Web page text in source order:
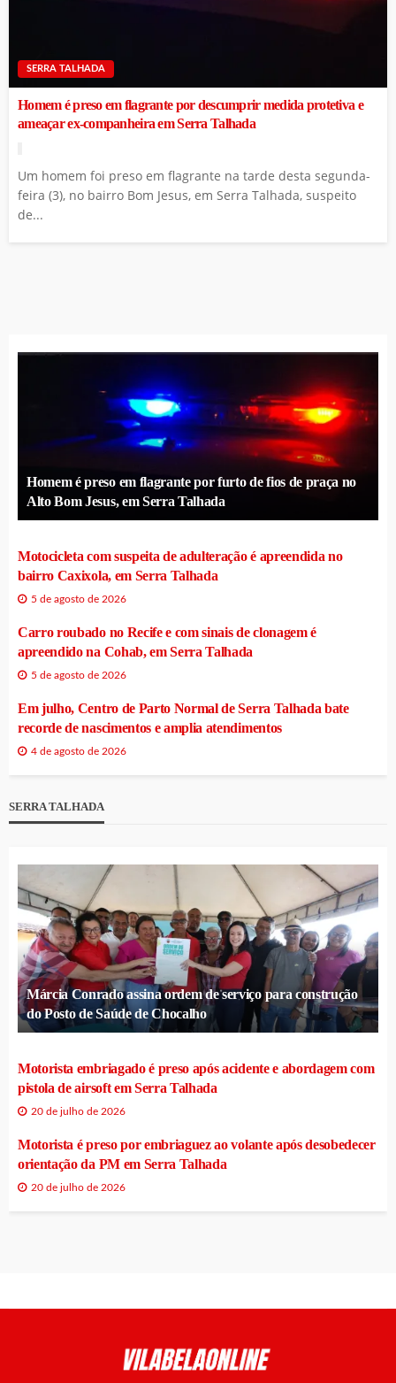
SERRA TALHADA
Homem é preso em flagrante por descumprir medida protetiva e
ameaçar ex-companheira em Serra Talhada
Um homem foi preso em flagrante na tarde desta segunda-
feira (3), no bairro Bom Jesus, em Serra Talhada, suspeito
de...
Homem é preso em flagrante por furto de fios de praça no
Alto Bom Jesus, em Serra Talhada
Motocicleta com suspeita de adulteração é apreendida no
bairro Caxixola, em Serra Talhada
5 de agosto de 2026
Carro roubado no Recife e com sinais de clonagem é
apreendido na Cohab, em Serra Talhada
5 de agosto de 2026
Em julho, Centro de Parto Normal de Serra Talhada bate
recorde de nascimentos e amplia atendimentos
4 de agosto de 2026
SERRA TALHADA
Márcia Conrado assina ordem de serviço para construção
do Posto de Saúde de Chocalho
Motorista embriagado é preso após acidente e abordagem com
pistola de airsoft em Serra Talhada
20 de julho de 2026
Motorista é preso por embriaguez ao volante após desobedecer
orientação da PM em Serra Talhada
20 de julho de 2026